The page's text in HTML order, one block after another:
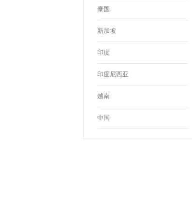
泰国
新加坡
印度
印度尼西亚
越南
中国